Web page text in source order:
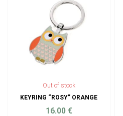
Out of stock
KEYRING “ROSY” ORANGE
16.00 €